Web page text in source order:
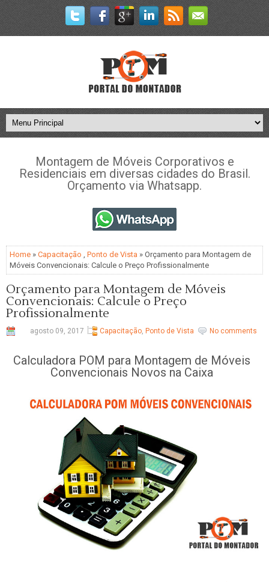
Montagem de Móveis Corporativos e
Residenciais em diversas cidades do Brasil.
Orçamento via Whatsapp.
Home » Capacitação , Ponto de Vista » Orçamento para Montagem de
Móveis Convencionais: Calcule o Preço Profissionalmente
Orçamento para Montagem de Móveis
Convencionais: Calcule o Preço
Profissionalmente
agosto 09, 2017 Capacitação, Ponto de Vista No comments
Calculadora POM para Montagem de Móveis
Convencionais Novos na Caixa